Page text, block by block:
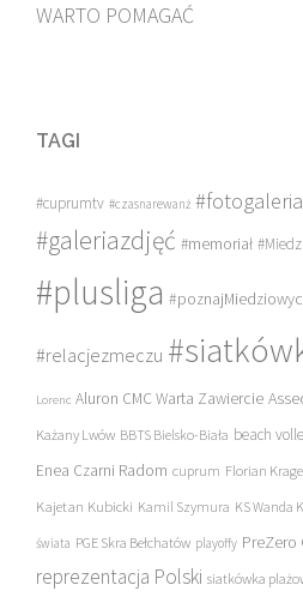
WARTO POMAGAĆ
TAGI
#cuprumtv #czasnarewanż #fotogaleria
#galeriazdjęć #memoriał
#plusliga
#relacjezmeczu
Lorenc Aluron CMC Warta Zawiercie
Każany Lwów BBTS Bielsko-Biała beach
Enea Czarni Radom cuprum Florian Krage
Kajetan Kubicki Kamil Szymura KS Wanda
świata PGE Skra Bełchatów playoffy PreZero
reprezentacja Polski siatkówka